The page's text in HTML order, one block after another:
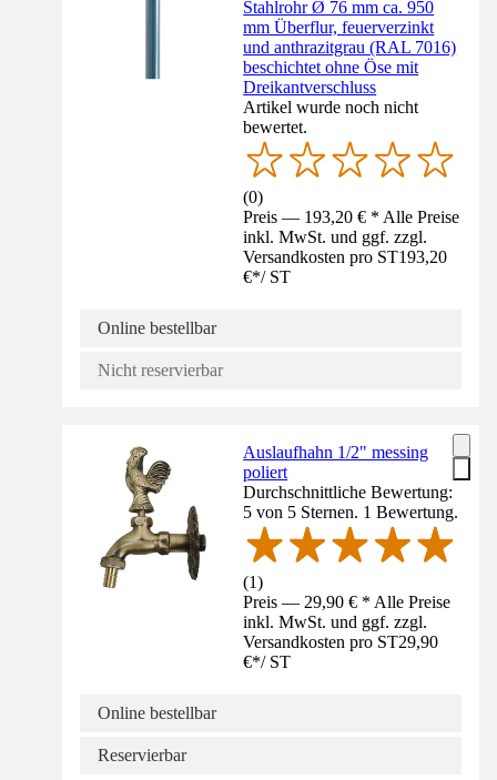
Stahlrohr Ø 76 mm ca. 950
mm Überflur, feuerverzinkt
und anthrazitgrau (RAL 7016)
beschichtet ohne Öse mit
Dreikantverschluss
Artikel wurde noch nicht
bewertet.
(0)
Preis — 193,20 € * Alle Preise
inkl. MwSt. und ggf. zzgl.
Versandkosten pro ST193,20
€*/ ST
Online bestellbar
Nicht reservierbar
Auslaufhahn 1/2" messing
poliert
Durchschnittliche Bewertung:
5 von 5 Sternen. 1 Bewertung.
(1)
Preis — 29,90 € * Alle Preise
inkl. MwSt. und ggf. zzgl.
Versandkosten pro ST29,90
€*/ ST
Online bestellbar
Reservierbar